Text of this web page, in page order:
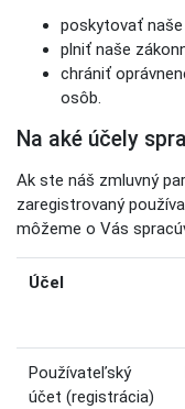
poskytovať
plniť naše
chrániť
osôb.
Na aké účely
Ak ste náš zmluvný
zaregistrovaný
môžeme o Vás
Účel
Používateľský
účet (registrácia)